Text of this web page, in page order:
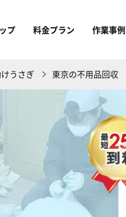
プ 料金プラン 作業事例
うさぎ 東京の不用品回収